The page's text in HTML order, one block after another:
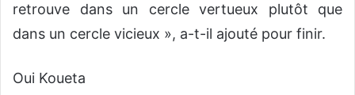
retrouve dans un cercle vertueux plutôt que
dans un cercle vicieux », a-t-il ajouté pour finir.
Oui Koueta